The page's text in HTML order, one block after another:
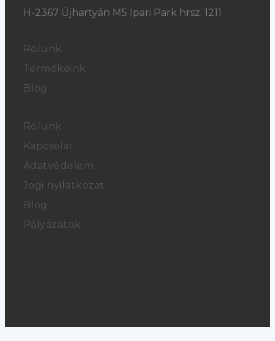
H-2367 Újhartyán M5 Ipari Park hrsz. 1211
Rólunk
Termékeink
Blog
Rólunk
Kapcsolat
Adatvédelem
Jogi nyilatkozat
Blog
Pályázatok